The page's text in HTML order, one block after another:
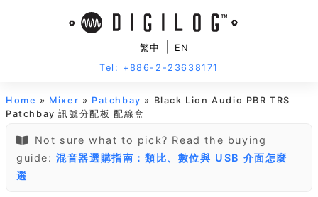
繁中
EN
Tel: +886-2-23638171
Home » Mixer » Patchbay » Black Lion Audio PBR TRS
Patchbay 訊號分配板 配線盒
Not sure what to pick? Read the buying
guide: 混音器選購指南：類比、數位與 USB 介面怎麼
選